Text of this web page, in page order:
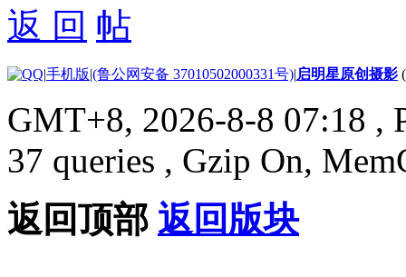
返 回
|手机版|(鲁公网安备 37010502000331号)|启明星原创摄影
GMT+8, 2026-8-8 07:18 ,
37 queries , Gzip On,
返回顶部 返回版块